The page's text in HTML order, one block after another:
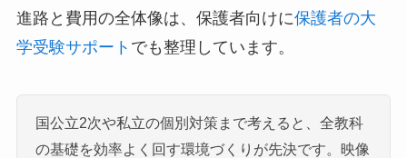
進路と費用の全体像は、保護者向けに保護者の大
学受験サポート でも整理しています。
国公立2次や私立の個別対策まで考えると、全教科
の基礎を効率よく回す環境づくりが先決です。映像